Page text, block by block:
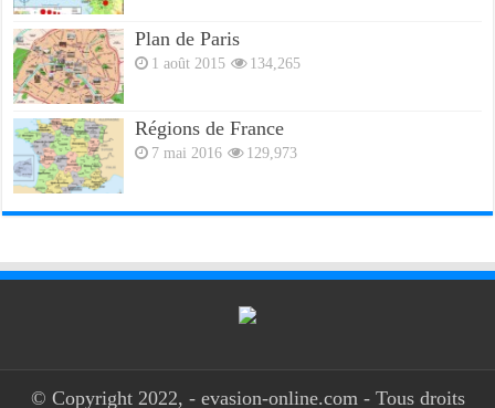
Plan de Paris
1 août 2015 134,265
Régions de France
7 mai 2016 129,973
© Copyright 2022, - evasion-online.com - Tous droits